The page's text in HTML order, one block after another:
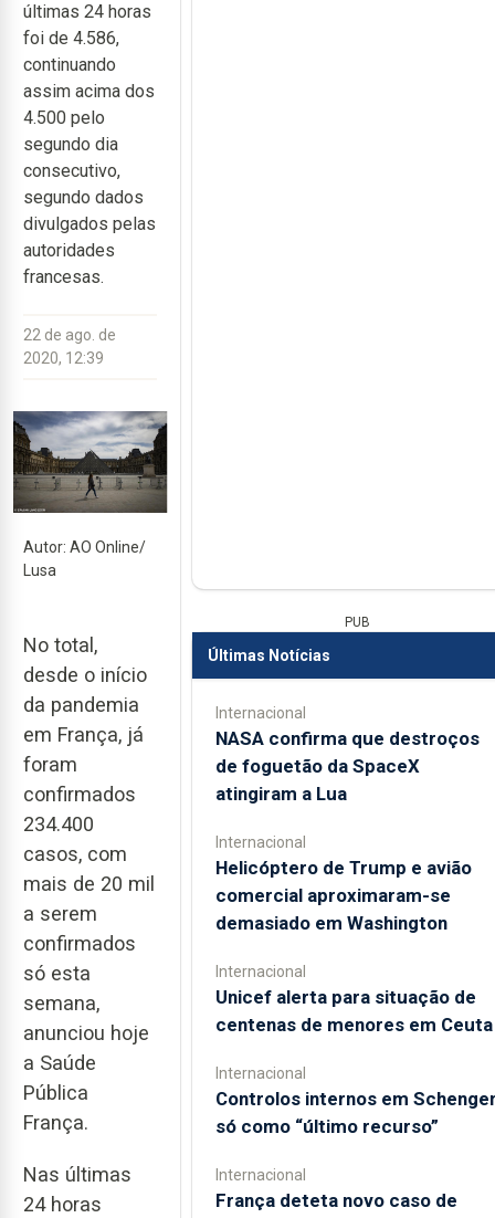
últimas 24 horas
foi de 4.586,
continuando
assim acima dos
4.500 pelo
segundo dia
consecutivo,
segundo dados
divulgados pelas
autoridades
francesas.
22 de ago. de
2020, 12:39
Autor: AO Online/
Lusa
No total,
desde o início
da pandemia
em França, já
foram
confirmados
234.400
casos, com
mais de 20 mil
a serem
confirmados
só esta
semana,
anunciou hoje
a Saúde
Pública
França.
Nas últimas
24 horas
PUB
Últimas Notícias
Internacional
NASA confirma que destroços
de foguetão da SpaceX
atingiram a Lua
Internacional
Helicóptero de Trump e avião
comercial aproximaram-se
demasiado em Washington
Internacional
Unicef alerta para situação de
centenas de menores em Ceuta
Internacional
Controlos internos em
só como “último recurso”
Internacional
França deteta novo caso de